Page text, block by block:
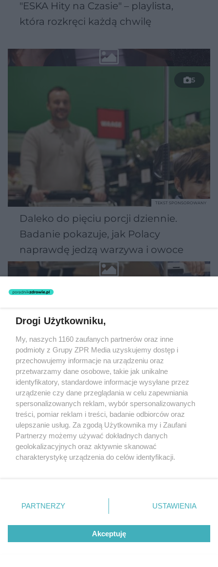
"ESKA Hity na Czasie" – playlista,
która rozkręci każdą chwilę
5
Daleko do pięciu porcji dziennie.
Badanie pokazuje, jak Polacy
naprawdę jedzą warzywa i owoce
TEKST SPONSOROWANY
Beninca. Najszybsza, bezpieczna i
nowoczesna automatyka do bram
MATERIAŁ SPONSOROWANY
WSPÓŁPRACUJĄ Z NAMI:
Drogi Użytkowniku,
My, naszych 1160 zaufanych partnerów oraz inne
podmioty z Grupy ZPR Media uzyskujemy dostęp i
przechowujemy informacje na urządzeniu oraz
przetwarzamy dane osobowe, takie jak unikalne
identyfikatory, standardowe informacje wysyłane przez
urządzenie czy dane przeglądania w celu zapewniania
spersonalizowanych reklam, wybór spersonalizowanych
treści, pomiar reklam i treści, badanie odbiorców oraz
ulepszanie usług. Za zgodą Użytkownika my i Zaufani
Partnerzy możemy używać dokładnych danych
geolokalizacyjnych oraz aktywnie skanować
charakterystykę urządzenia do celów identyfikacji.
zmienić/wycofać klikając przycisk ustawień prywatności
znajdujący się w lewym dolnym rogu strony
rodzaje przetwarzania danych nie wymagają zgody
użytkownika, ale masz prawo sprzeciwić się takiemu
przetwarzaniu. Preferencje będą miały zastosowanie tylko
PARTNERZY USTAWIENIA
Akceptuję